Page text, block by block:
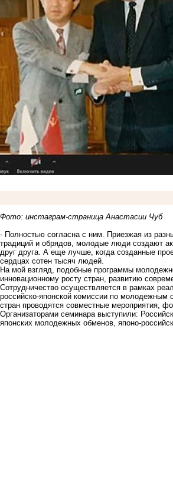
Фото: инстаграм-страница Анастасии Чуб
- Полностью согласна с ним. Приезжая из
традиций и обрядов, молодые люди создают
друг друга. А еще лучше, когда созданные
сердцах сотен тысяч людей.
На мой взгляд, подобные программы
инновационному росту стран, развитию
Сотрудничество осуществляется в рамках
российско-японской комиссии по молодежным
стран проводятся совместные мероприятия,
Организаторами семинара выступили:
японских молодежных обменов, японо-